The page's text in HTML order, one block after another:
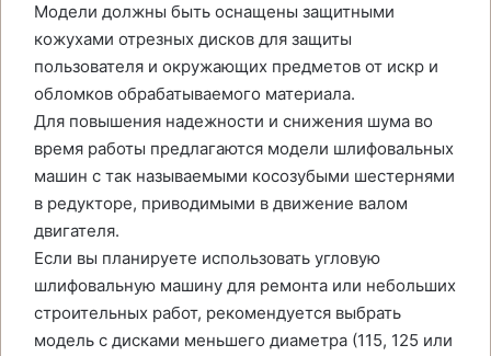
Модели должны быть оснащены защитными
кожухами отрезных дисков для защиты
пользователя и окружающих предметов от искр и
обломков обрабатываемого материала.
Для повышения надежности и снижения шума во
время работы предлагаются модели шлифовальных
машин с так называемыми косозубыми шестернями
в редукторе, приводимыми в движение валом
двигателя.
Если вы планируете использовать угловую
шлифовальную машину для ремонта или небольших
строительных работ, рекомендуется выбрать
модель с дисками меньшего диаметра (115, 125 или